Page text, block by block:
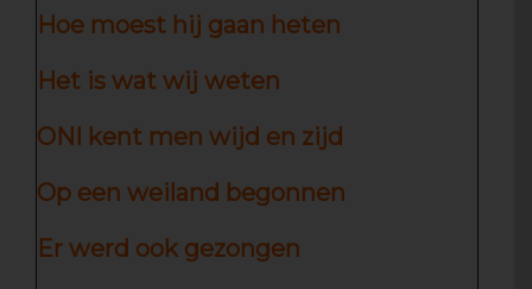
Hoe moest hij gaan heten
Het is wat wij weten
ONI kent men wijd en zijd
Op een weiland begonnen
Er werd ook gezongen